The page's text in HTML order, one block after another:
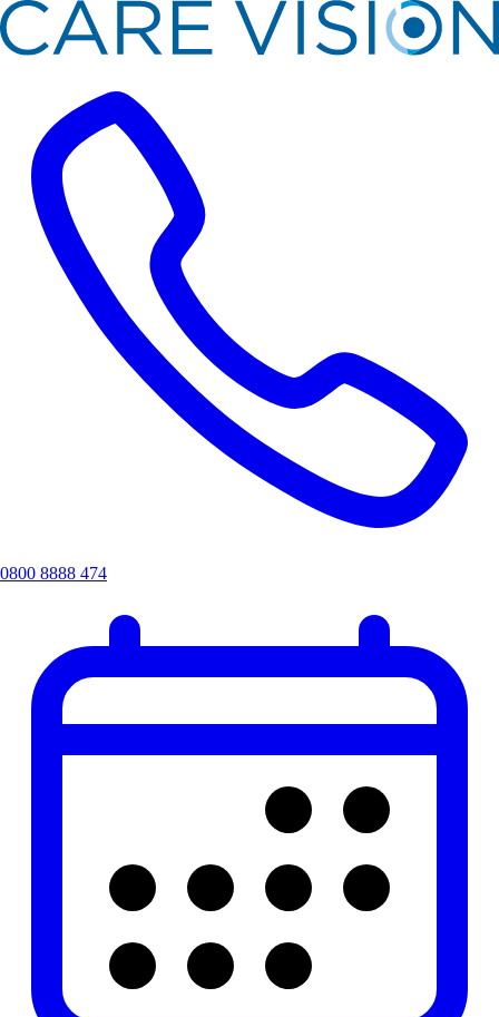
0800 8888 474